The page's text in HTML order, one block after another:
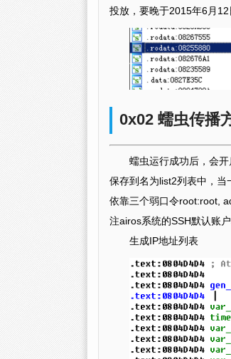
投放，要晚于2015年6月12
0x02 蠕虫传播
蠕虫运行成功后，会
保存到名为list2列表中，当
依靠三个弱口令root:root,
注airos系统的SSH默认账
生成IP地址列表